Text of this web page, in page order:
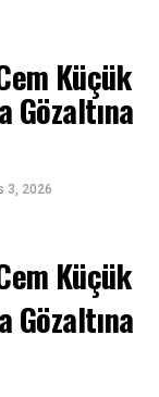
Küçük
Gözaltına
3, 2026
Küçük
Gözaltına